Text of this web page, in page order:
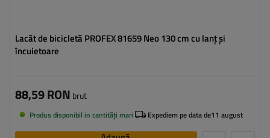
Lacăt de bicicletă PROFEX 81659 Neo 130 cm cu lanț și
încuietoare
88,59 RON brut
Produs disponibil in cantități mari Expediem pe data de11 august